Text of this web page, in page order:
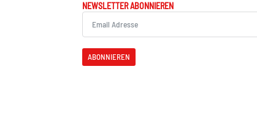
NEWSLETTER ABONNIEREN
ABONNIEREN